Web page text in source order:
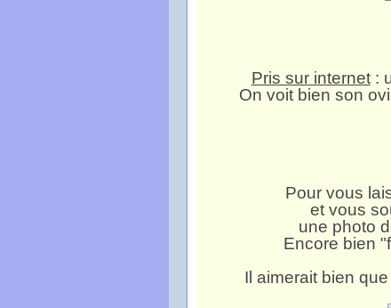
Pris sur internet:
On voit bien son
Pour vous
et vous
une photo
Encore bien
Il aimerait bien